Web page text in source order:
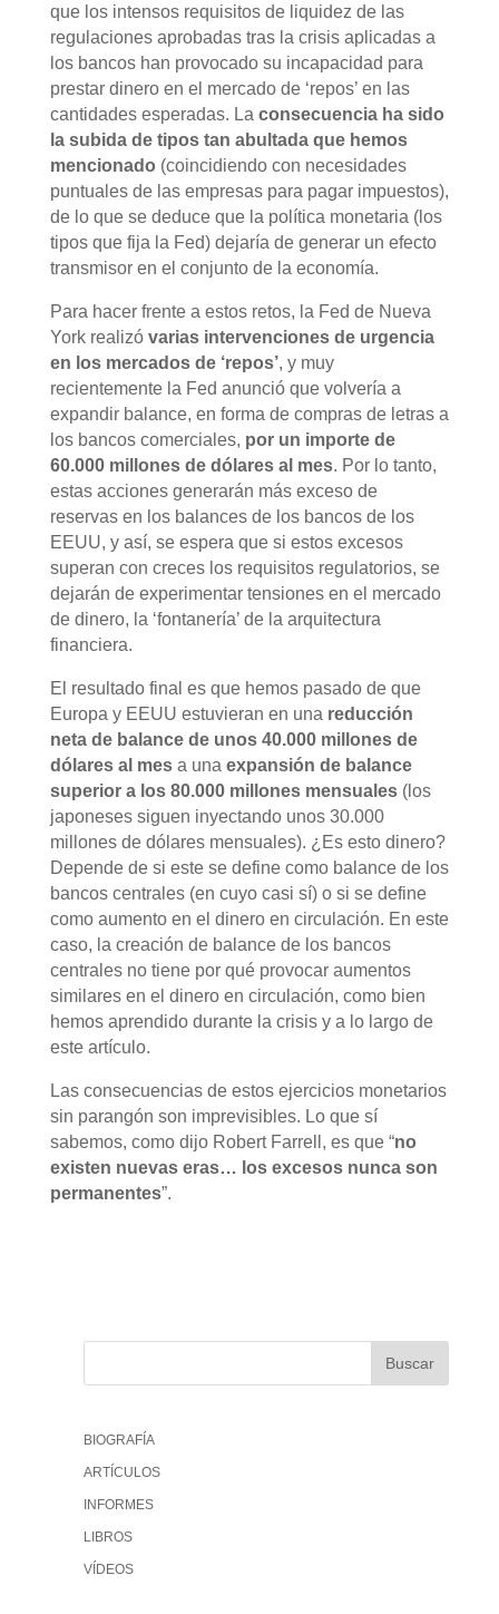
que los intensos requisitos de liquidez de las
regulaciones aprobadas tras la crisis aplicadas a
los bancos han provocado su incapacidad para
prestar dinero en el mercado de ‘repos’ en las
cantidades esperadas. La consecuencia ha sido
la subida de tipos tan abultada que hemos
mencionado (coincidiendo con necesidades
puntuales de las empresas para pagar impuestos),
de lo que se deduce que la política monetaria (los
tipos que fija la Fed) dejaría de generar un efecto
transmisor en el conjunto de la economía.
Para hacer frente a estos retos, la Fed de Nueva
York realizó varias intervenciones de urgencia
en los mercados de ‘repos’, y muy
recientemente la Fed anunció que volvería a
expandir balance, en forma de compras de letras a
los bancos comerciales, por un importe de
60.000 millones de dólares al mes. Por lo tanto,
estas acciones generarán más exceso de
reservas en los balances de los bancos de los
EEUU, y así, se espera que si estos excesos
superan con creces los requisitos regulatorios, se
dejarán de experimentar tensiones en el mercado
de dinero, la ‘fontanería’ de la arquitectura
financiera.
El resultado final es que hemos pasado de que
Europa y EEUU estuvieran en una reducción
neta de balance de unos 40.000 millones de
dólares al mesa una expansión de balance
superior a los 80.000 millones mensuales(los
japoneses siguen inyectando unos 30.000
millones de dólares mensuales). ¿Es esto dinero?
Depende de si este se define como balance de los
bancos centrales (en cuyo casi sí) o si se define
como aumento en el dinero en circulación. En este
caso, la creación de balance de los bancos
centrales no tiene por qué provocar aumentos
similares en el dinero en circulación, como bien
hemos aprendido durante la crisis y a lo largo de
este artículo.
Las consecuencias de estos ejercicios monetarios
sin parangón son imprevisibles. Lo que sí
sabemos, como dijo Robert Farrell, es que “no
existen nuevas eras… los excesos nunca son
permanentes”.
BIOGRAFÍA
ARTÍCULOS
INFORMES
LIBROS
VÍDEOS